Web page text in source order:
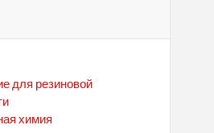
для резиновой
химия